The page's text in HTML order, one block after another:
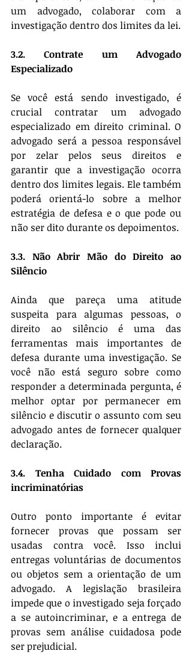
um advogado, colaborar com a
investigação dentro dos limites da lei.
3.2. Contrate um Advogado
Especializado
Se você está sendo investigado, é
crucial contratar um advogado
especializado em direito criminal. O
advogado será a pessoa responsável
por zelar pelos seus direitos e
garantir que a investigação ocorra
dentro dos limites legais. Ele também
poderá orientá-lo sobre a melhor
estratégia de defesa e o que pode ou
não ser dito durante os depoimentos.
3.3. Não Abrir Mão do Direito ao
Silêncio
Ainda que pareça uma atitude
suspeita para algumas pessoas, o
direito ao silêncio é uma das
ferramentas mais importantes de
defesa durante uma investigação. Se
você não está seguro sobre como
responder a determinada pergunta, é
melhor optar por permanecer em
silêncio e discutir o assunto com seu
advogado antes de fornecer qualquer
declaração.
3.4. Tenha Cuidado com Provas
incriminatórias
Outro ponto importante é evitar
fornecer provas que possam ser
usadas contra você. Isso inclui
entregas voluntárias de documentos
ou objetos sem a orientação de um
advogado. A legislação brasileira
impede que o investigado seja forçado
a se autoincriminar, e a entrega de
provas sem análise cuidadosa pode
ser prejudicial.